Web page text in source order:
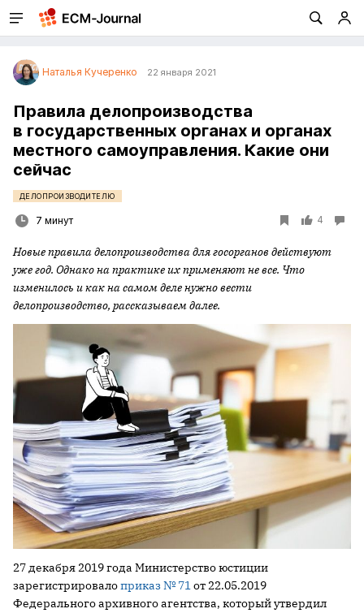
Наталья Кучеренко 22 января 2021
Правила делопроизводства
в государственных органах и органах
местного самоуправления. Какие они
сейчас
ДЕЛОПРОИЗВОДИТЕЛЮ
7 минут 4
Новые правила делопроизводства для госорганов действуют
уже год. Однако на практике их применяют не все. Что
изменилось и как на самом деле нужно вести
делопроизводство, рассказываем далее.
27 декабря 2019 года Министерство юстиции
зарегистрировалоприказ № 71от 22.05.2019
Федерального архивного агентства, который утвердил